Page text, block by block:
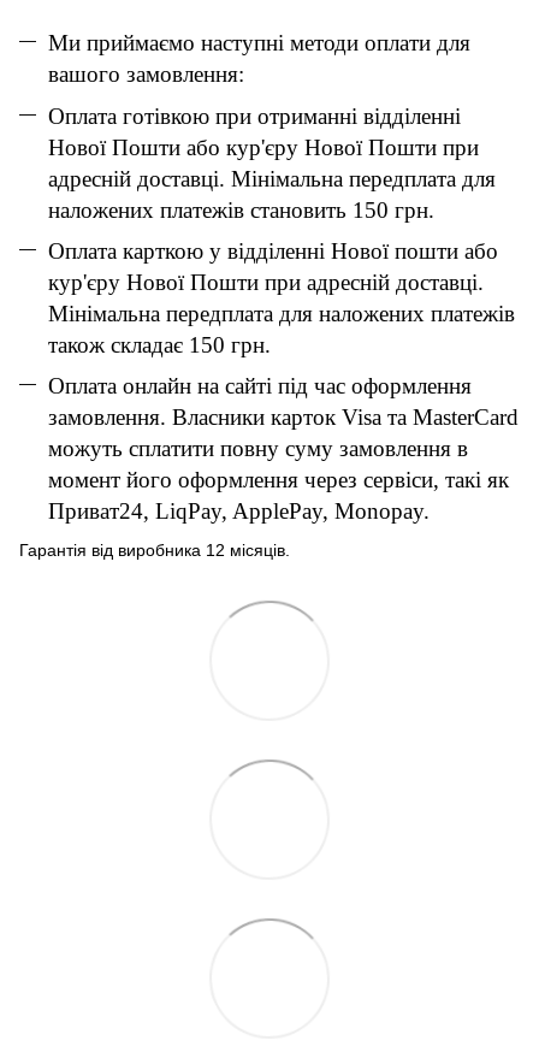
Ми приймаємо наступні методи оплати для
вашого замовлення:
Оплата готівкою при отриманні відділенні
Нової Пошти або кур'єру Нової Пошти при
адресній доставці. Мінімальна передплата для
наложених платежів становить 150 грн.
Оплата карткою у відділенні Нової пошти або
кур'єру Нової Пошти при адресній доставці.
Мінімальна передплата для наложених платежів
також складає 150 грн.
Оплата онлайн на сайті під час оформлення
замовлення. Власники карток Visa та MasterCard
можуть сплатити повну суму замовлення в
момент його оформлення через сервіси, такі як
Приват24, LiqPay, ApplePay, Monopay.
Гарантія від виробника 12 місяців.